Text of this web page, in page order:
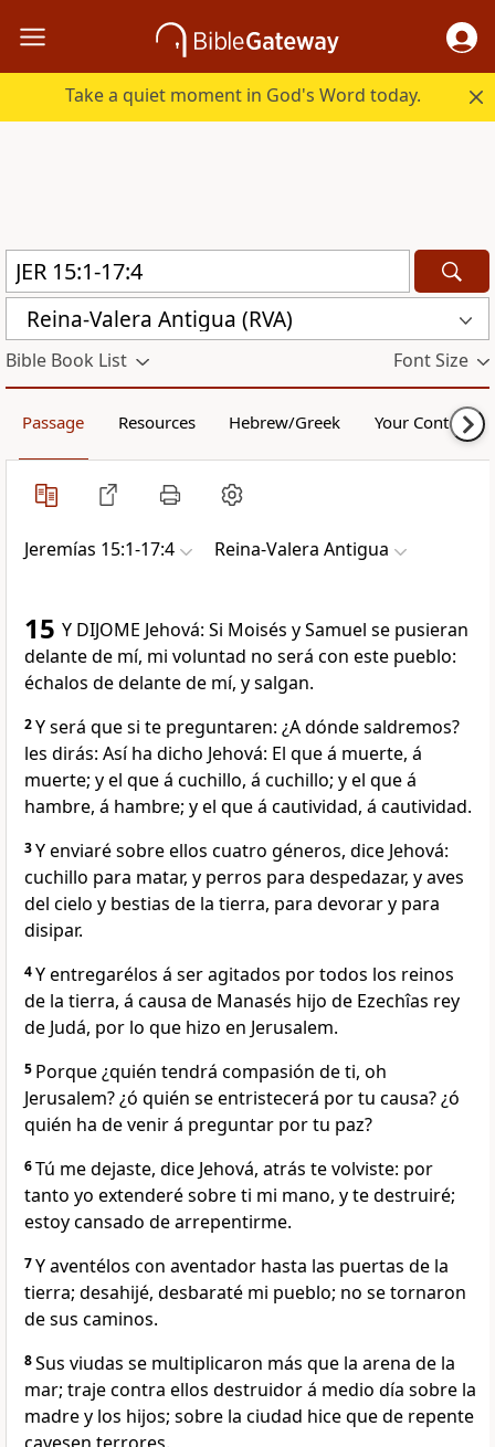
Take a quiet moment in God's Word today.
Reina-Valera Antigua (RVA)
Bible Book List Font Size
Passage Resources Hebrew/Greek Your Content
Jeremías 15:1-17:4 Reina-Valera Antigua
15 Y DIJOME Jehová: Si Moisés y Samuel se pusieran
delante de mí, mi voluntad no será con este pueblo:
échalos de delante de mí, y salgan.
2Y será que si te preguntaren: ¿A dónde saldremos?
les dirás: Así ha dicho Jehová: El que á muerte, á
muerte; y el que á cuchillo, á cuchillo; y el que á
hambre, á hambre; y el que á cautividad, á cautividad.
3Y enviaré sobre ellos cuatro géneros, dice Jehová:
cuchillo para matar, y perros para despedazar, y aves
del cielo y bestias de la tierra, para devorar y para
disipar.
4Y entregarélos á ser agitados por todos los reinos
de la tierra, á causa de Manasés hijo de Ezechîas rey
de Judá, por lo que hizo en Jerusalem.
5 Porque ¿quién tendrá compasión de ti, oh
Jerusalem? ¿ó quién se entristecerá por tu causa? ¿ó
quién ha de venir á preguntar por tu paz?
6Tú me dejaste, dice Jehová, atrás te volviste: por
tanto yo extenderé sobre ti mi mano, y te destruiré;
estoy cansado de arrepentirme.
7Y aventélos con aventador hasta las puertas de la
tierra; desahijé, desbaraté mi pueblo; no se tornaron
de sus caminos.
8Sus viudas se multiplicaron más que la arena de la
mar; traje contra ellos destruidor á medio día sobre la
madre y los hijos; sobre la ciudad hice que de repente